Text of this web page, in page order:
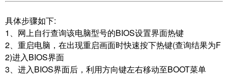
具体步骤如下:
1、网上自行查询该电脑型号的BIOS设置界面热键
2、重启电脑，在出现重启画面时快速按下热键(查询结果为F
2)进入BIOS界面
3、进入BIOS界面后，利用方向键左右移动至BOOT菜单